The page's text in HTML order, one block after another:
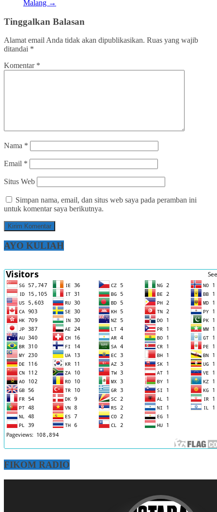
Malang →
Tinggalkan Balasan
Alamat email Anda tidak akan dipublikasikan. Ruas yang wajib
ditandai *
Komentar *
Nama *
Email *
Situs Web
Simpan nama, email, dan situs web saya pada peramban ini
untuk komentar saya berikutnya.
AYO KULIAH
FIKOM RADIO